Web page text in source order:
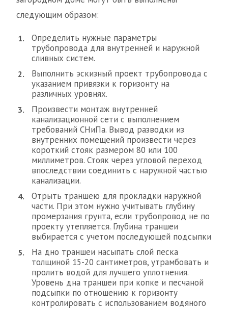
следующим образом:
Определить нужные параметры
трубопровода для внутренней и наружной
сливных систем.
Выполнить эскизный проект трубопровода с
указанием привязки к горизонту на
различных уровнях.
Произвести монтаж внутренней
канализационной сети с выполнением
требований СНиПа. Вывод разводки из
внутренних помещений произвести через
короткий стояк размером 80 или 100
миллиметров. Стояк через угловой переход
впоследствии соединить с наружной частью
канализации.
Отрыть траншею для прокладки наружной
части. При этом нужно учитывать глубину
промерзания грунта, если трубопровод не по
проекту утепляется. Глубина траншеи
выбирается с учетом последующей подсыпки
На дно траншеи насыпать слой песка
толщиной 15-20 сантиметров, утрамбовать и
пролить водой для лучшего уплотнения.
Уровень дна траншеи при копке и песчаной
подсыпки по отношению к горизонту
контролировать с использованием водяного